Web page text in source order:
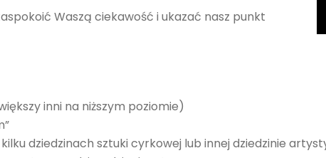
Waszą ciekawość i ukazać nasz punkt
inni na niższym poziomie)
dziedzinach sztuki cyrkowej lub innej dziedzinie